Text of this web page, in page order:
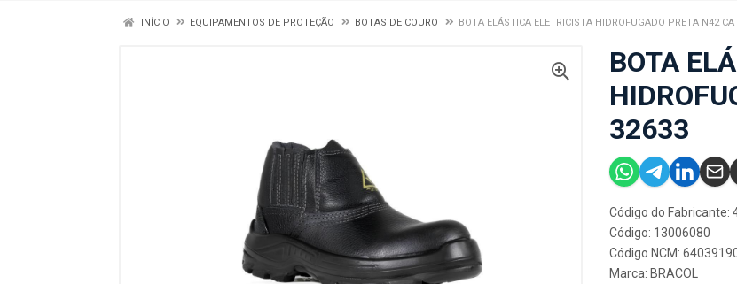
INÍCIO EQUIPAMENTOS DE PROTEÇÃO BOTAS DE COURO BOTA ELÁSTICA ELETRICISTA HIDROFUGADO PRETA N42
BOTA
32633
Código do Fabricante:
Código: 13006080
Código NCM:
Marca: BRACOL